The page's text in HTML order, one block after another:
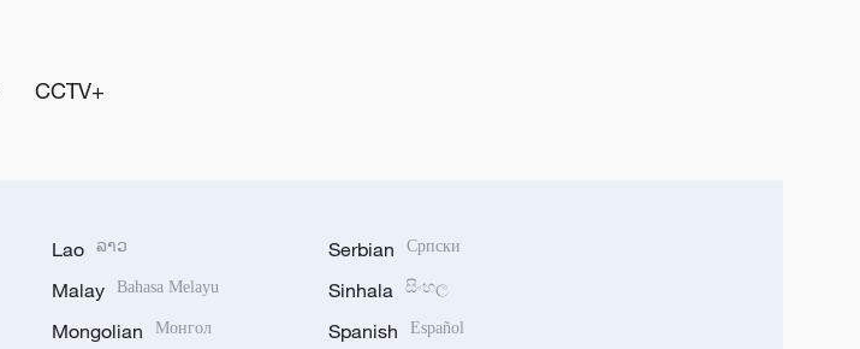
CCTV+
Lao ລາວ
Malay Bahasa Melayu
Mongolian Монгол
Serbian Српски
Sinhala සිංහල
Spanish Español